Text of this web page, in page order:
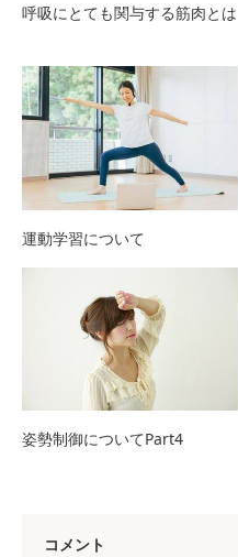
呼吸にとても関与する筋肉とは
運動学習について
姿勢制御についてPart4
コメント